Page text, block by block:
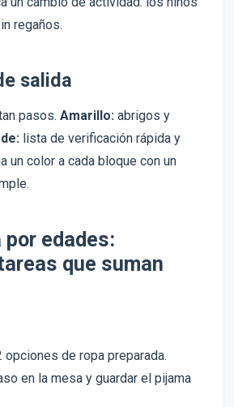
regaños.
salida
pasos. Amarillo: abrigos y
lista de verificación rápida y
un color a cada bloque con un
edades:
que suman
opciones de ropa preparada.
en la mesa y guardar el pijama